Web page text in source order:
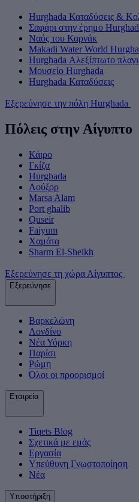
Hurghada Καταδύσεις &
Σαφάρι στην έρημο
Ναός του Καρνάκ
Makadi Water World
Hurghada Αλεξίπτωτο
Μουσείο Hurghada
Hurghada Καταδύσεις
Εξερεύνησε την πόλη Hurghada
Πόλεις στην Αίγυπτο
Κάιρο
Γκίζα
Hurghada
Λούξορ
Marsa Alam
Port ghalib
Quseir
Faiyum
Χαμάτα
Sharm El-Sheikh
Εξερεύνησε τη χώρα Αίγυπτος
Εξερεύνησε
Βαρκελώνη
Λονδίνο
Νέα Υόρκη
Παρίσι
Ρώμη
Όλοι οι προορισμοί
Εταιρεία
Tiqets Βlog
Σχετικά με εμάς
Εργασία
Υπεύθυνη Γνωστοποίηση
Νέα
Υποστήριξη